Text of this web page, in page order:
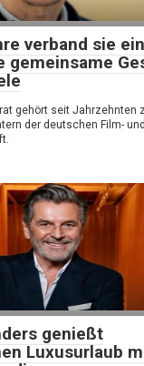
verband sie
gemeinsame
gehört seit Jahrzehnten
der deutschen Film- und
genießt
Luxusurlaub